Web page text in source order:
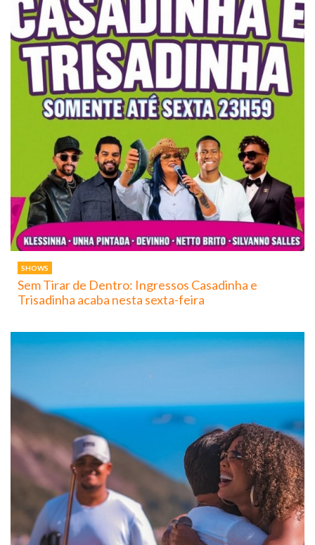
SHOWS
Sem Tirar de Dentro: Ingressos Casadinha e
Trisadinha acaba nesta sexta-feira